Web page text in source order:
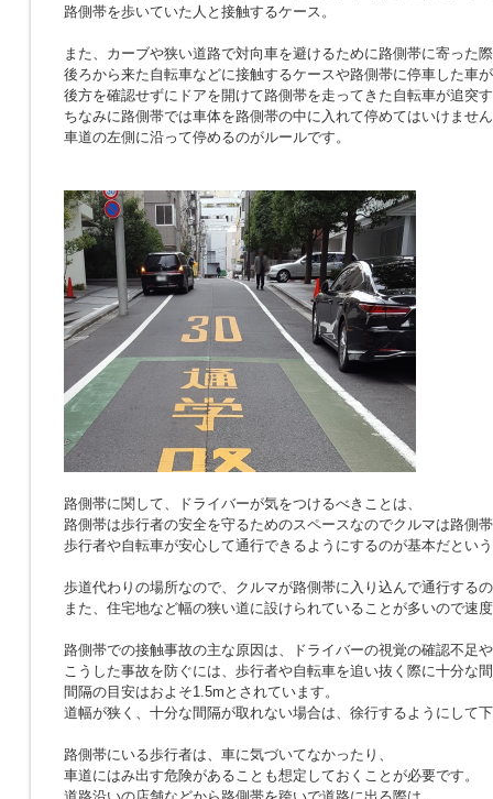
路側帯を歩いていた人と接触するケース。
また、カーブや狭い道路で対向車を避けるために路側帯に寄った
後ろから来た自転車などに接触するケースや路側帯に停車した車
後方を確認せずにドアを開けて路側帯を走ってきた自転車が追突
ちなみに路側帯では車体を路側帯の中に入れて停めてはいけませ
車道の左側に沿って停めるのがルールです。
路側帯に関して、ドライバーが気をつけるべきことは、
路側帯は歩行者の安全を守るためのスペースなのでクルマは路側
歩行者や自転車が安心して通行できるようにするのが基本だとい
歩道代わりの場所なので、クルマが路側帯に入り込んで通行する
また、住宅地など幅の狭い道に設けられていることが多いので速
路側帯での接触事故の主な原因は、ドライバーの視覚の確認不足
こうした事故を防ぐには、歩行者や自転車を追い抜く際に十分な
間隔の目安はおよそ1.5mとされています。
道幅が狭く、十分な間隔が取れない場合は、徐行するようにして
路側帯にいる歩行者は、車に気づいてなかったり、
車道にはみ出す危険があることも想定しておくことが必要です。